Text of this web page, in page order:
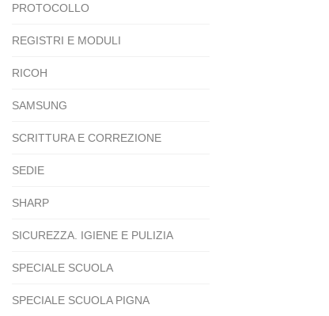
PROTOCOLLO
REGISTRI E MODULI
RICOH
SAMSUNG
SCRITTURA E CORREZIONE
SEDIE
SHARP
SICUREZZA. IGIENE E PULIZIA
SPECIALE SCUOLA
SPECIALE SCUOLA PIGNA